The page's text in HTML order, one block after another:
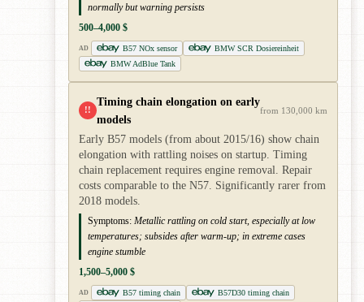
normally but warning persists
500–4,000 $
AD B57 NOx sensor
BMW SCR Dosiereinheit
BMW AdBlue Tank
!!
Timing chain elongation on early
models
from 130,000 km
Early B57 models (from about 2015/16) show chain
elongation with rattling noises on startup. Timing
chain replacement requires engine removal. Repair
costs comparable to the N57. Significantly rarer from
2018 models.
Symptoms: Metallic rattling on cold start, especially at low
temperatures; subsides after warm-up; in extreme cases
engine stumble
1,500–5,000 $
AD B57 timing chain
B57D30 timing chain